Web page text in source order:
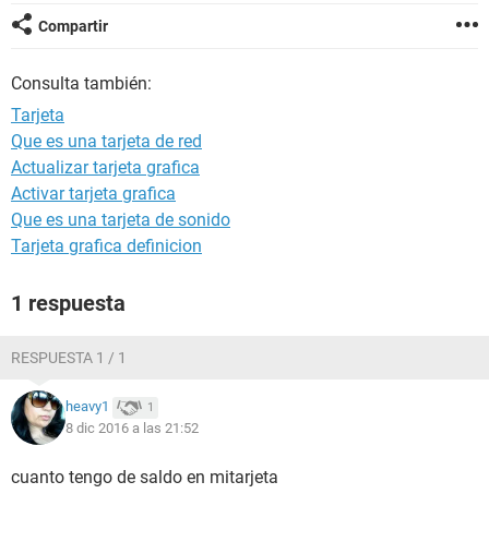
Compartir
Consulta también:
Tarjeta
Que es una tarjeta de red
Actualizar tarjeta grafica
Activar tarjeta grafica
Que es una tarjeta de sonido
Tarjeta grafica definicion
1 respuesta
RESPUESTA 1 / 1
heavy1 1
8 dic 2016 a las 21:52
cuanto tengo de saldo en mitarjeta